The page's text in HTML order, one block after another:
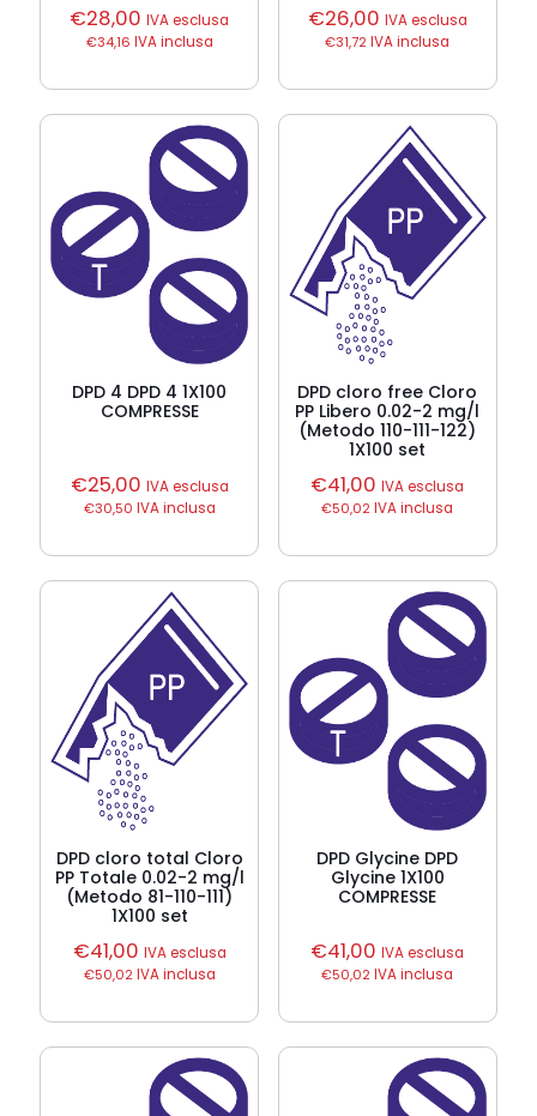
€28,00 IVA esclusa
€34,16 IVA inclusa
€26,00 IVA esclusa
€31,72IVA inclusa
DPD 4 DPD 4 1X100
COMPRESSE
€25,00 IVA esclusa
€30,50 IVA inclusa
DPD cloro free Cloro
PP Libero 0.02-2 mg/l
(Metodo 110-111-122)
1X100 set
€41,00 IVA esclusa
€50,02IVA inclusa
DPD cloro total Cloro
PP Totale 0.02-2 mg/l
(Metodo 81-110-111)
1X100 set
€41,00 IVA esclusa
€50,02IVA inclusa
DPD Glycine DPD
Glycine 1X100
COMPRESSE
€41,00 IVA esclusa
€50,02IVA inclusa